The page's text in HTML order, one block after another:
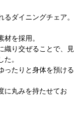
ダイニングチェア。
を採用。
織り交ぜることで、見
。
ったりと身体を預ける
に丸みを持たせてお